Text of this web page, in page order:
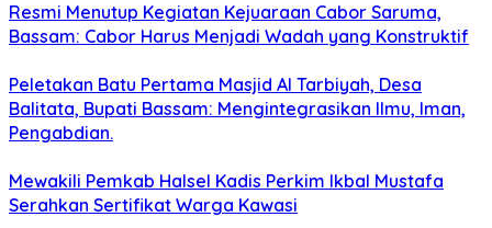
Resmi Menutup Kegiatan Kejuaraan Cabor Saruma,
Bassam: Cabor Harus Menjadi Wadah yang Konstruktif
Peletakan Batu Pertama Masjid Al Tarbiyah, Desa
Balitata, Bupati Bassam: Mengintegrasikan Ilmu, Iman,
Pengabdian.
Mewakili Pemkab Halsel Kadis Perkim Ikbal Mustafa
Serahkan Sertifikat Warga Kawasi